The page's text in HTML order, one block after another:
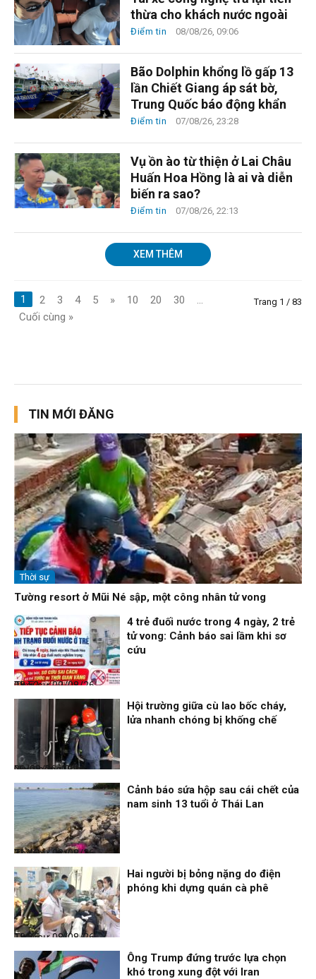
thừa cho khách nước ngoài
Điểm tin 08/08/26, 09:06
Bão Dolphin khổng lồ gấp 13
lần Chiết Giang áp sát bờ,
Trung Quốc báo động khẩn
Điểm tin 07/08/26, 23:28
Vụ ồn ào từ thiện ở Lai Châu
Huấn Hoa Hồng là ai và diễn
biến ra sao?
Điểm tin 07/08/26, 22:13
XEM THÊM
Trang 1 / 83
1 2 3 4 5 » 10 20 30
...
Cuối cùng »
TIN MỚI ĐĂNG
Thời sự
Tường resort ở Mũi Né sập, một công nhân tử vong
Thời sự
09/08/26, 08:52
4 trẻ đuối nước trong 4 ngày, 2 trẻ
tử vong: Cảnh báo sai lầm khi sơ
cứu
Nhịp sống 24h
09/08/26, 08:16
Hội trường giữa cù lao bốc cháy,
lửa nhanh chóng bị khống chế
Thời sự
08/08/26, 21:46
Cảnh báo sứa hộp sau cái chết của
nam sinh 13 tuổi ở Thái Lan
Thời sự
08/08/26, 18:25
Hai người bị bỏng nặng do điện
phóng khi dựng quán cà phê
Ông Trump đứng trước lựa chọn
khó trong xung đột với Iran